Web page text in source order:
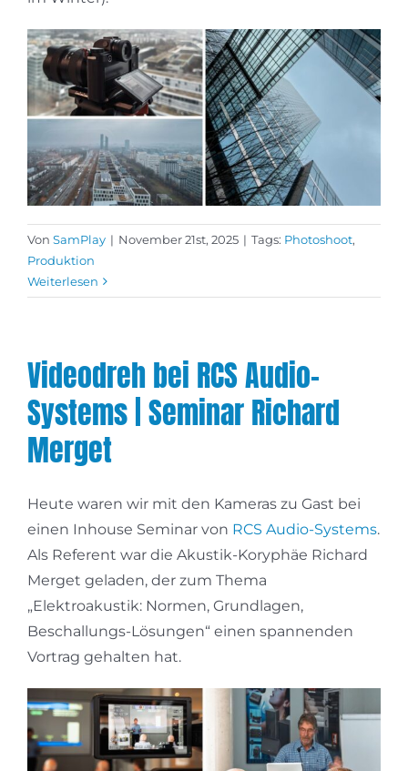
Von SamPlay | November 21st, 2025 | Tags: Photoshoot,
Produktion
Weiterlesen
Videodreh bei RCS Audio-
Systems | Seminar Richard
Merget
Heute waren wir mit den Kameras zu Gast bei
einen Inhouse Seminar von RCS Audio-Systems.
Als Referent war die Akustik-Koryphäe Richard
Merget geladen, der zum Thema
„Elektroakustik: Normen, Grundlagen,
Beschallungs-Lösungen“ einen spannenden
Vortrag gehalten hat.